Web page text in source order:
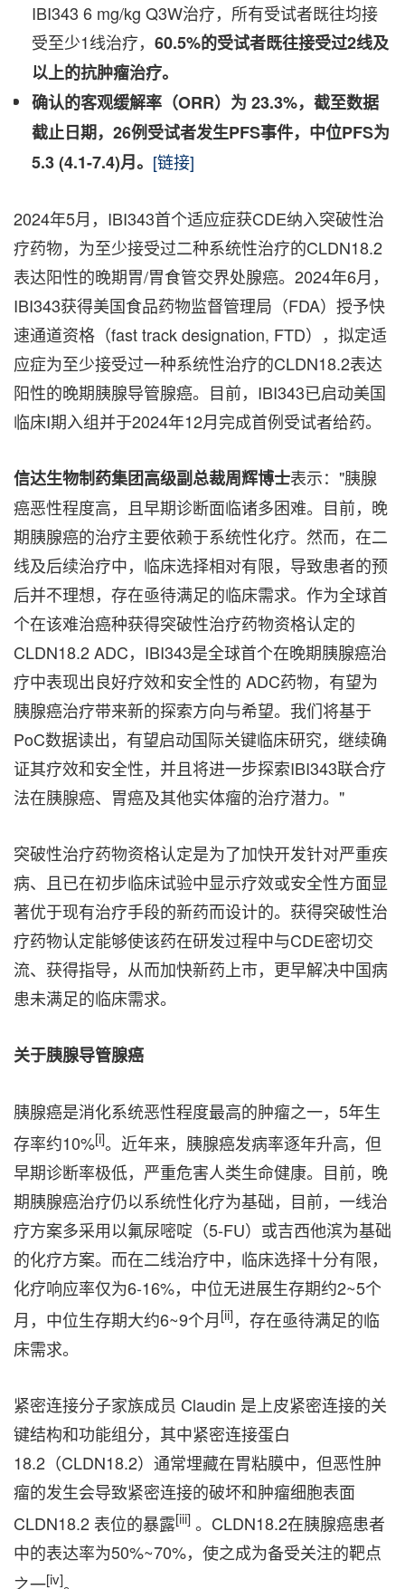
IBI343 6 mg/kg Q3W治疗，所有受试者既往均接
受至少1线治疗， 60.5%的受试者既往接受过2线及
以上的抗肿瘤治疗。
确认的客观缓解率（ORR）为 23.3%，截至数据
截止日期，26例受试者发生PFS事件，中位PFS为
5.3 (4.1-7.4)月。 [链接]
2024年5月，IBI343首个适应症获CDE纳入突破性治
疗药物，为至少接受过二种系统性治疗的CLDN18.2
表达阳性的晚期胃/胃食管交界处腺癌。2024年6月，
IBI343获得美国食品药物监督管理局（FDA）授予快
速通道资格（fast track designation, FTD），拟定适
应症为至少接受过一种系统性治疗的CLDN18.2表达
阳性的晚期胰腺导管腺癌。目前，IBI343已启动美国
临床I期入组并于2024年12月完成首例受试者给药。
信达生物制药集团高级副总裁周辉博士表示："胰腺
癌恶性程度高，且早期诊断面临诸多困难。目前，晚
期胰腺癌的治疗主要依赖于系统性化疗。然而，在二
线及后续治疗中，临床选择相对有限，导致患者的预
后并不理想，存在亟待满足的临床需求。作为全球首
个在该难治癌种获得突破性治疗药物资格认定的
CLDN18.2 ADC，IBI343是全球首个在晚期胰腺癌治
疗中表现出良好疗效和安全性的 ADC药物，有望为
胰腺癌治疗带来新的探索方向与希望。我们将基于
PoC数据读出，有望启动国际关键临床研究，继续确
证其疗效和安全性，并且将进一步探索IBI343联合疗
法在胰腺癌、胃癌及其他实体瘤的治疗潜力。"
突破性治疗药物资格认定是为了加快开发针对严重疾
病、且已在初步临床试验中显示疗效或安全性方面显
著优于现有治疗手段的新药而设计的。获得突破性治
疗药物认定能够使该药在研发过程中与CDE密切交
流、获得指导，从而加快新药上市，更早解决中国病
患未满足的临床需求。
关于胰腺导管腺癌
胰腺癌是消化系统恶性程度最高的肿瘤之一，5年生
存率约10%[i]。近年来，胰腺癌发病率逐年升高，但
早期诊断率极低，严重危害人类生命健康。目前，晚
期胰腺癌治疗仍以系统性化疗为基础，目前，一线治
疗方案多采用以氟尿嘧啶（5-FU）或吉西他滨为基础
的化疗方案。而在二线治疗中，临床选择十分有限，
化疗响应率仅为6-16%，中位无进展生存期约2~5个
月，中位生存期大约6~9个月[ii]，存在亟待满足的临
床需求。
紧密连接分子家族成员 Claudin 是上皮紧密连接的关
键结构和功能组分，其中紧密连接蛋白
18.2（CLDN18.2）通常埋藏在胃粘膜中，但恶性肿
瘤的发生会导致紧密连接的破坏和肿瘤细胞表面
CLDN18.2 表位的暴露[iii] 。CLDN18.2在胰腺癌患者
中的表达率为50%~70%，使之成为备受关注的靶点
之一[iv]。